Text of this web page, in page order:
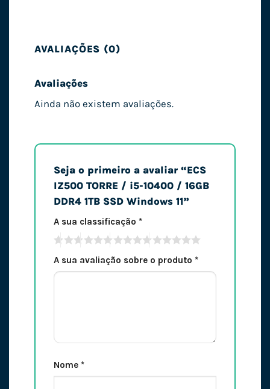
AVALIAÇÕES (0)
Avaliações
Ainda não existem avaliações.
Seja o primeiro a avaliar “ECS
IZ500 TORRE / i5-10400 / 16GB
DDR4 1TB SSD Windows 11”
A sua classificação *
A sua avaliação sobre o produto *
Nome *